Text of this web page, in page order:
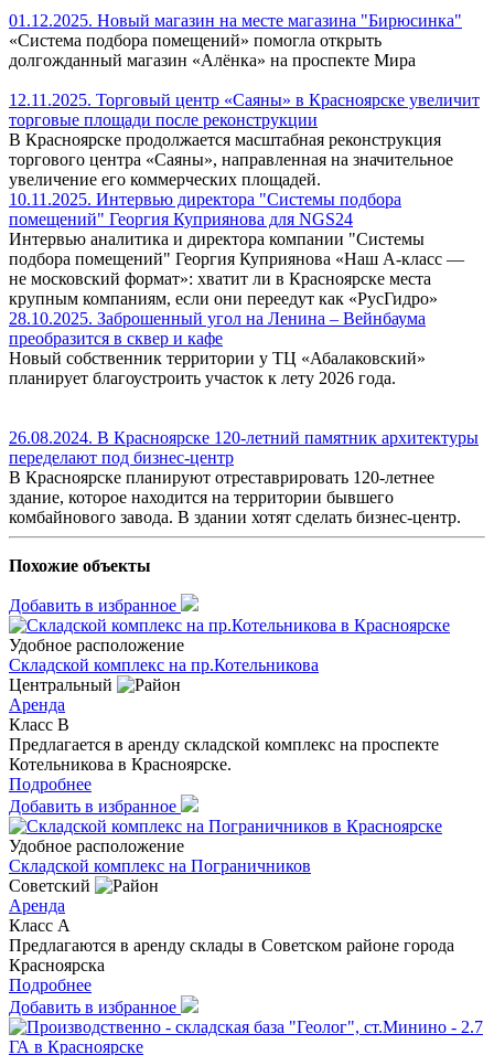
01.12.2025. Новый магазин на месте магазина "Бирюсинка"
«Система подбора помещений» помогла открыть
долгожданный магазин «Алёнка» на проспекте Мира
12.11.2025. Торговый центр «Саяны» в Красноярске увеличит
торговые площади после реконструкции
В Красноярске продолжается масштабная реконструкция
торгового центра «Саяны», направленная на значительное
увеличение его коммерческих площадей.
10.11.2025. Интервью директора "Системы подбора
помещений" Георгия Куприянова для NGS24
Интервью аналитика и директора компании "Системы
подбора помещений" Георгия Куприянова «Наш A-класс —
не московский формат»: хватит ли в Красноярске места
крупным компаниям, если они переедут как «РусГидро»
28.10.2025. Заброшенный угол на Ленина – Вейнбаума
преобразится в сквер и кафе
Новый собственник территории у ТЦ «Абалаковский»
планирует благоустроить участок к лету 2026 года.
26.08.2024. В Красноярске 120-летний памятник архитектуры
переделают под бизнес-центр
В Красноярске планируют отреставрировать 120-летнее
здание, которое находится на территории бывшего
комбайнового завода. В здании хотят сделать бизнес-центр.
Похожие объекты
Добавить в избранное
Удобное расположение
Складской комплекс на пр.Котельникова
Центральный
Аренда
Класс B
Предлагается в аренду складской комплекс на проспекте
Котельникова в Красноярске.
Подробнее
Добавить в избранное
Удобное расположение
Складской комплекс на Пограничников
Советский
Аренда
Класс A
Предлагаются в аренду склады в Советском районе города
Красноярска
Подробнее
Добавить в избранное